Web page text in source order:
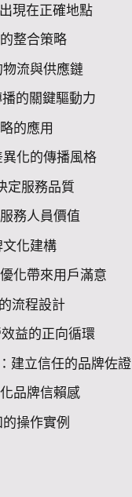
現在正確地點
整合策略
流與供應鏈
的關鍵驅動力
的應用
化的傳播風格
定服務品質
務人員價值
文化建構
化帶來用戶滿意
流程設計
益的正向循環
建立信任的品牌佐證
品牌信賴感
操作實例